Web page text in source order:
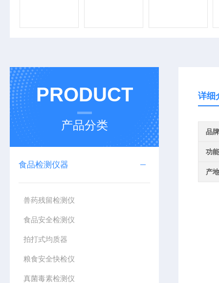
PRODUCT
产品分类
食品检测仪器
兽药残留检测仪
食品安全检测仪
拍打式均质器
粮食安全快检仪
真菌毒素检测仪
详细
品牌
功
产